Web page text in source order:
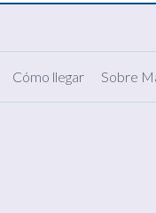
Cómo llegar Sobre